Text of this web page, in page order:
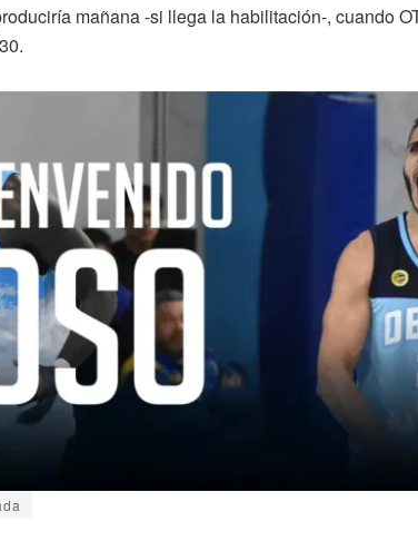
mañana -si llega la habilitación-, cuando